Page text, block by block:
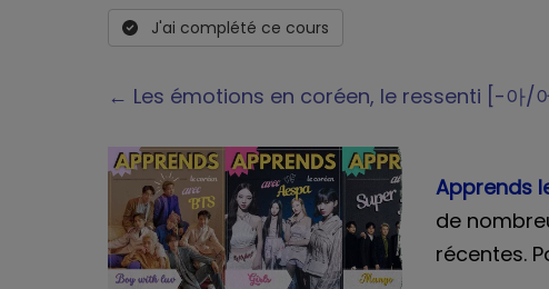
J'ai complété ce cours
← Les émotions en coréen, le ressenti [-아/
Apprends
de
récentes.